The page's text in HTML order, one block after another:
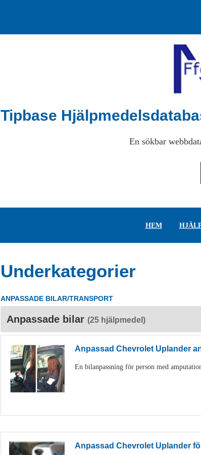
Tipbase
En sökbar
HEM
Underkategorier
ANPASSADE BILAR/TRANSPORT
Anpassade bilar (25 hjälpmedel)
Anpassad Chevrolet Uplander
En bilanpassning för person med
Anpassad Chevrolet Uplander